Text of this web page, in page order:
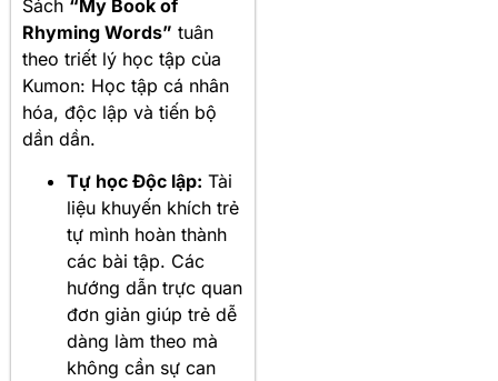
Sách “My Book of
Rhyming Words” tuân
theo triết lý học tập của
Kumon: Học tập cá nhân
hóa, độc lập và tiến bộ
dần dần.
Tự học Độc lập: Tài
liệu khuyến khích trẻ
tự mình hoàn thành
các bài tập. Các
hướng dẫn trực quan
đơn giản giúp trẻ dễ
dàng làm theo mà
không cần sự can